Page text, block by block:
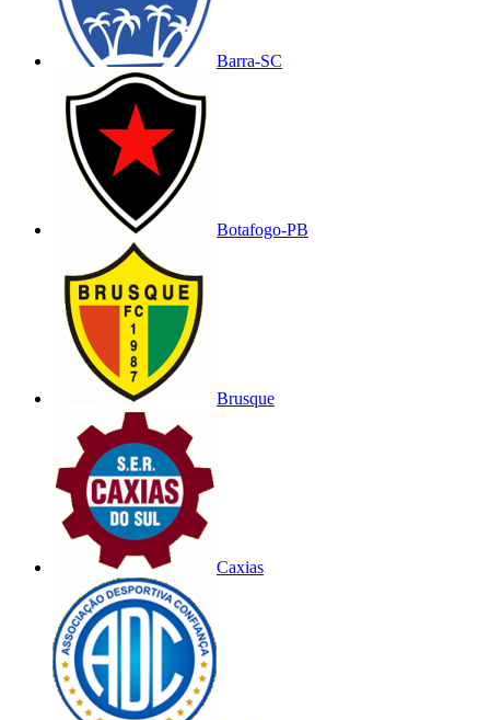
Barra-SC
Botafogo-PB
Brusque
Caxias